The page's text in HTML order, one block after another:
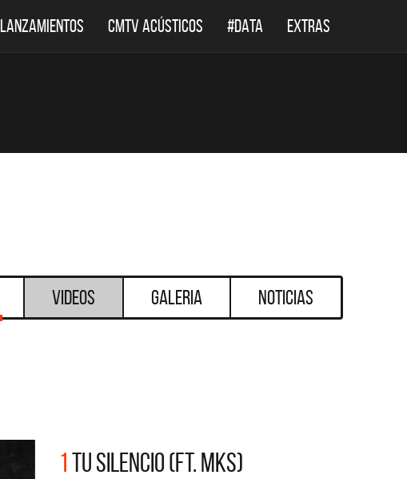
LANZAMIENTOS CMTV ACÚSTICOS #DATA EXTRAS
Videos Galeria Noticias
1TU SILENCIO (FT. MKS)
DESTACADOS DESTACADOS